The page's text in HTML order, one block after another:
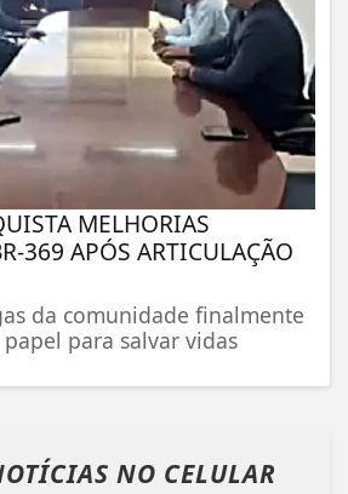
MELHORIAS
369 APÓS ARTICULAÇÃO
da comunidade finalmente
para salvar vidas
NO CELULAR